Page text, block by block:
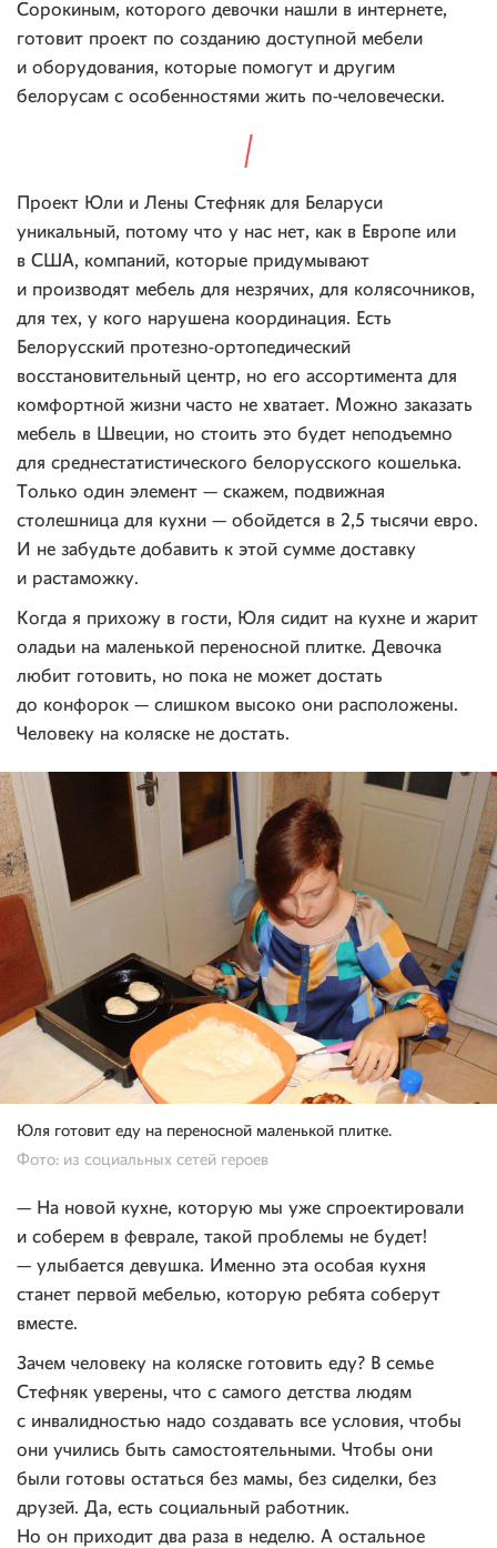
Сорокиным, которого девочки нашли в интернете,
готовит проект по созданию доступной мебели
и оборудования, которые помогут и другим
белорусам с особенностями жить по-человечески.
Проект Юли и Лены Стефняк для Беларуси
уникальный, потому что у нас нет, как в Европе или
в США, компаний, которые придумывают
и производят мебель для незрячих, для колясочников,
для тех, у кого нарушена координация. Есть
Белорусский протезно-ортопедический
восстановительный центр, но его ассортимента для
комфортной жизни часто не хватает. Можно заказать
мебель в Швеции, но стоить это будет неподъемно
для среднестатистического белорусского кошелька.
Только один элемент — скажем, подвижная
столешница для кухни — обойдется в 2,5 тысячи евро.
И не забудьте добавить к этой сумме доставку
и растаможку.
Когда я прихожу в гости, Юля сидит на кухне и жарит
оладьи на маленькой переносной плитке. Девочка
любит готовить, но пока не может достать
до конфорок — слишком высоко они расположены.
Человеку на коляске не достать.
Юля готовит еду на переносной маленькой плитке.
Фото: из социальных сетей героев
— На новой кухне, которую мы уже спроектировали
и соберем в феврале, такой проблемы не будет!
— улыбается девушка. Именно эта особая кухня
станет первой мебелью, которую ребята соберут
вместе.
Зачем человеку на коляске готовить еду? В семье
Стефняк уверены, что с самого детства людям
с инвалидностью надо создавать все условия, чтобы
они учились быть самостоятельными. Чтобы они
были готовы остаться без мамы, без сиделки, без
друзей. Да, есть социальный работник.
Но он приходит два раза в неделю. А остальное